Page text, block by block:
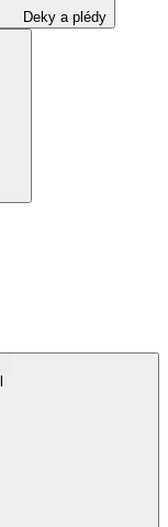
Deky a plédy